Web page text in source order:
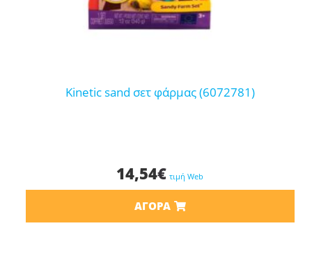
kinetic sand σετ φάρμας (6072781)
14,54€ τιμή Web
ΑΓΟΡΆ